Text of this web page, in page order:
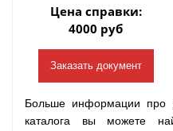
Цена справки:
4000 руб
Заказать документ
Больше информации про
каталога вы можете